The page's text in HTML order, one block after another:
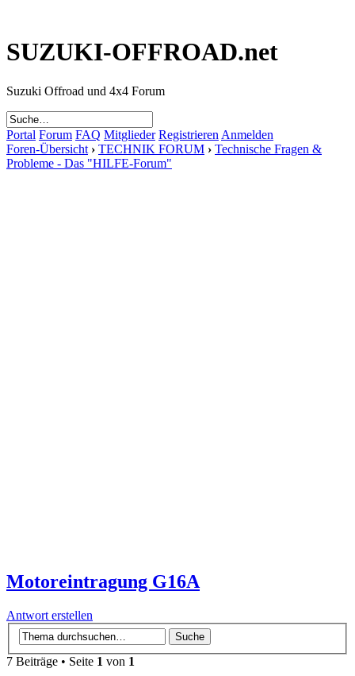
SUZUKI-OFFROAD.net
Suzuki Offroad und 4x4 Forum
Portal Forum FAQ Mitglieder Registrieren Anmelden
Foren-Übersicht › TECHNIK FORUM › Technische Fragen &
Probleme - Das "HILFE-Forum"
Motoreintragung G16A
Antwort erstellen
7 Beiträge • Seite 1 von 1